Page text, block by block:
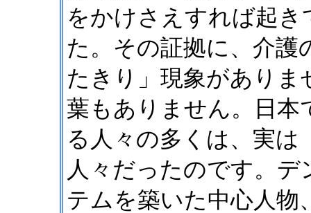
をかけさえすれば起
た。その証拠に、介護
たきり」現象がありま
葉もありません。日本
る人々の多くは、実
人々だったのです。
テムを築いた中心人物